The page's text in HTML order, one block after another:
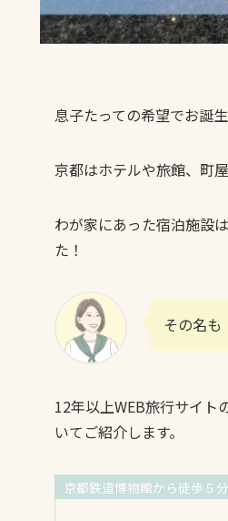
息子たっての希望でお誕
京都はホテルや旅館、町
わが家にあった宿泊施設
た！
その名も
12年以上WEB旅行サイト
いてご紹介します。
京都鉄道博物館から徒歩５